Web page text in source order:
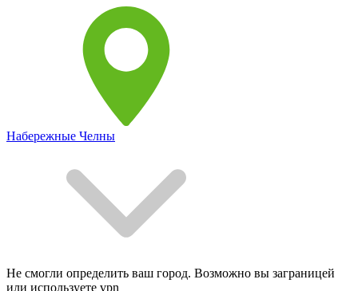
Набережные Челны
Не смогли определить ваш город. Возможно вы заграницей
или используете vpn